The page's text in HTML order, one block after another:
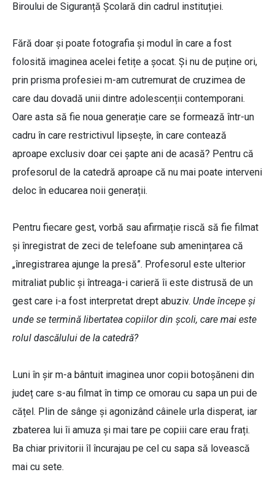
Biroului de Siguranță Școlară din cadrul instituției.
Fără doar și poate fotografia și modul în care a fost
folosită imaginea acelei fetițe a șocat. Și nu de puține ori,
prin prisma profesiei m-am cutremurat de cruzimea de
care dau dovadă unii dintre adolescenții contemporani.
Oare asta să fie noua generație care se formează într-un
cadru în care restrictivul lipsește, în care contează
aproape exclusiv doar cei șapte ani de acasă? Pentru că
profesorul de la catedră aproape că nu mai poate interveni
deloc în educarea noii generații.
Pentru fiecare gest, vorbă sau afirmație riscă să fie filmat
și înregistrat de zeci de telefoane sub amenințarea că
„înregistrarea ajunge la presă”. Profesorul este ulterior
mitraliat public și întreaga-i carieră îi este distrusă de un
gest care i-a fost interpretat drept abuziv. Unde începe și
unde se termină libertatea copiilor din școli, care mai este
rolul dascălului de la catedră?
Luni în șir m-a bântuit imaginea unor copii botoșăneni din
județ care s-au filmat în timp ce omorau cu sapa un pui de
cățel. Plin de sânge și agonizând câinele urla disperat, iar
zbaterea lui îi amuza și mai tare pe copiii care erau frați.
Ba chiar privitorii îl încurajau pe cel cu sapa să lovească
mai cu sete.